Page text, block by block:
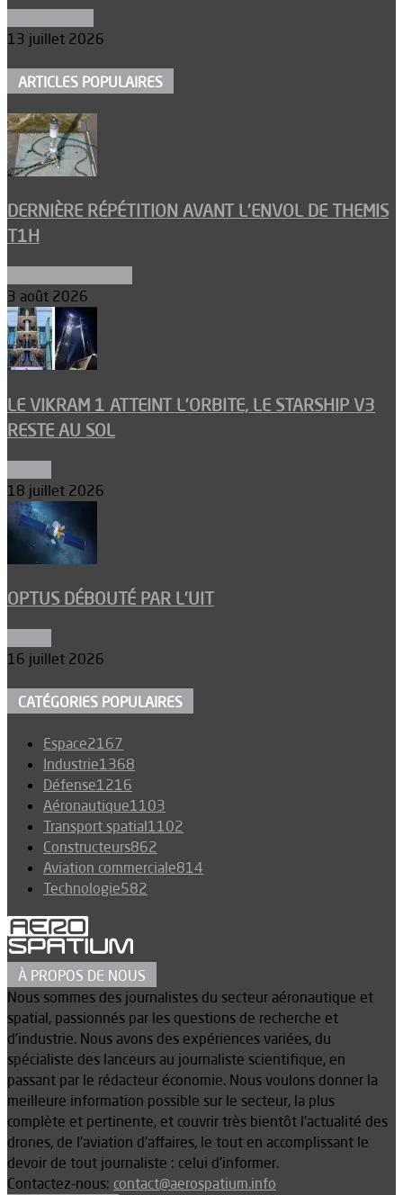
13 juillet 2026
ARTICLES POPULAIRES
DERNIÈRE RÉPÉTITION AVANT L’ENVOL DE THEMIS
T1H
3 août 2026
LE VIKRAM 1 ATTEINT L’ORBITE, LE STARSHIP V3
RESTE AU SOL
18 juillet 2026
OPTUS DÉBOUTÉ PAR L’UIT
16 juillet 2026
CATÉGORIES POPULAIRES
Espace2167
Industrie1368
Défense1216
Aéronautique1103
Transport spatial1102
Constructeurs862
Aviation commerciale814
Technologie582
À PROPOS DE NOUS
Nous sommes des journalistes du secteur aéronautique et
spatial, passionnés par les questions de recherche et
d’industrie. Nous avons des expériences variées, du
spécialiste des lanceurs au journaliste scientifique, en
passant par le rédacteur économie. Nous voulons donner la
meilleure information possible sur le secteur, la plus
complète et pertinente, et couvrir très bientôt l’actualité des
drones, de l’aviation d’affaires, le tout en accomplissant le
devoir de tout journaliste : celui d’informer.
Contactez-nous: contact@aerospatium.info